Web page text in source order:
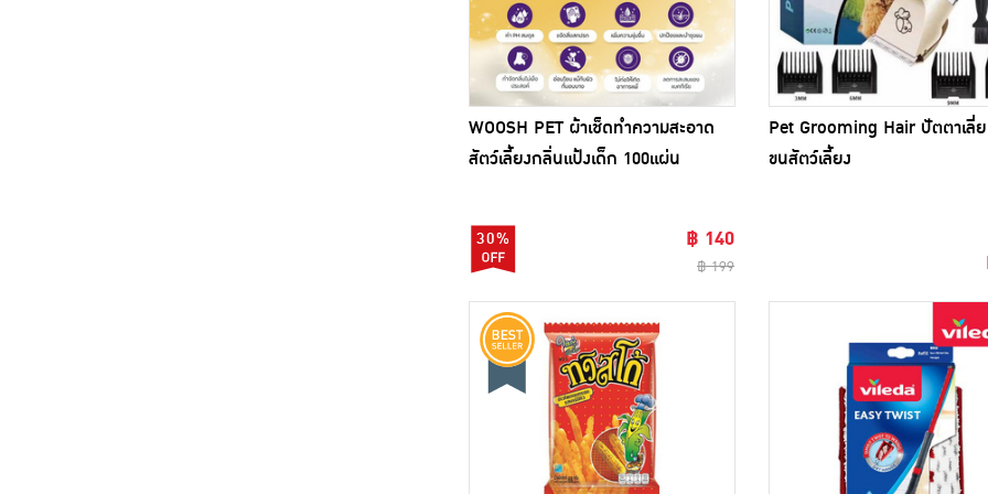
WOOSH PET ผ้าเช็ดทำความสะอาด
สัตว์เลี้ยงกลิ่นแป้งเด็ก 100แผ่น
30% ฿ 140
฿ 199
Pet Grooming Hair ปัตตาเลี่
ขนสัตว์เลี้ยง